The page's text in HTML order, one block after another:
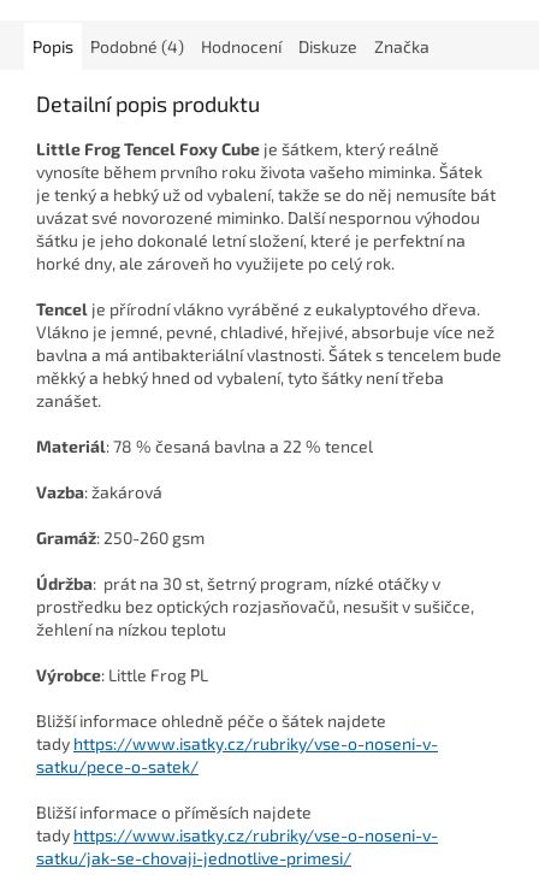
Popis Podobné (4) Hodnocení Diskuze Značka
Detailní popis produktu
Little Frog Tencel Foxy Cube je šátkem, který reálně
vynosíte během prvního roku života vašeho miminka. Šátek
je tenký a hebký už od vybalení, takže se do něj nemusíte bát
uvázat své novorozené miminko. Další nespornou výhodou
šátku je jeho dokonalé letní složení, které je perfektní na
horké dny, ale zároveň ho využijete po celý rok.
Tencel je přírodní vlákno vyráběné z eukalyptového dřeva.
Vlákno je jemné, pevné, chladivé, hřejivé, absorbuje více než
bavlna a má antibakteriální vlastnosti. Šátek s tencelem bude
měkký a hebký hned od vybalení, tyto šátky není třeba
zanášet.
Materiál: 78 % česaná bavlna a 22 % tencel
Vazba: žakárová
Gramáž: 250-260 gsm
Údržba: prát na 30 st, šetrný program, nízké otáčky v
prostředku bez optických rozjasňovačů, nesušit v sušičce,
žehlení na nízkou teplotu
Výrobce: Little Frog PL
Bližší informace ohledně péče o šátek najdete
tady https://www.isatky.cz/rubriky/vse-o-noseni-v-
satku/pece-o-satek/
Bližší informace o příměsích najdete
tady https://www.isatky.cz/rubriky/vse-o-noseni-v-
satku/jak-se-chovaji-jednotlive-primesi/